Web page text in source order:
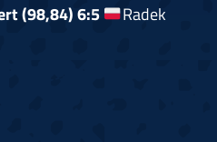
(98,84) 6:5
Radek